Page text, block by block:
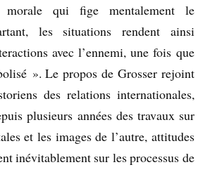
morale qui fige mentalement le
les situations rendent ainsi
avec l’ennemi, une fois que
». Le propos de Grosser rejoint
des relations internationales,
plusieurs années des travaux sur
et les images de l’autre, attitudes
inévitablement sur les processus de